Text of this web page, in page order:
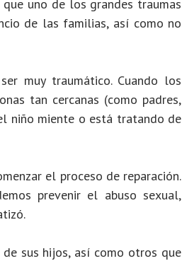
uno de los grandes traumas
de las familias, así como no
muy traumático. Cuando los
tan cercanas (como padres,
niño miente o está tratando de
el proceso de reparación.
prevenir el abuso sexual,
sus hijos, así como otros que